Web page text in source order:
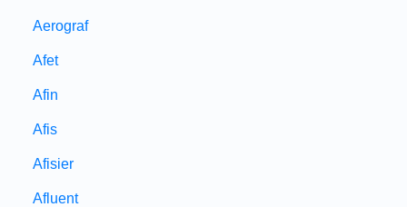
Aerograf
Afet
Afin
Afis
Afisier
Afluent